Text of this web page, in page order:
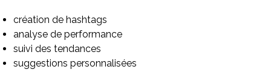
création de hashtags
analyse de performance
suivi des tendances
suggestions personnalisées